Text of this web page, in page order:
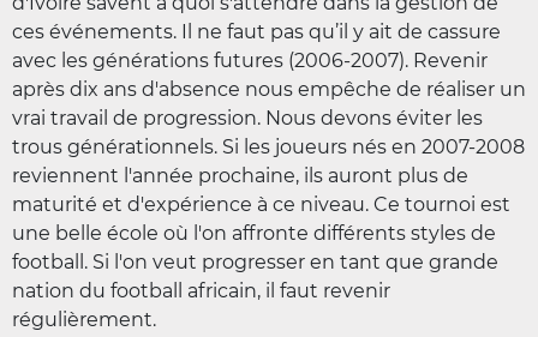
ces événements. Il ne faut pas qu’il y ait de cassure
avec les générations futures (2006-2007). Revenir
après dix ans d'absence nous empêche de réaliser un
vrai travail de progression. Nous devons éviter les
trous générationnels. Si les joueurs nés en 2007-2008
reviennent l'année prochaine, ils auront plus de
maturité et d'expérience à ce niveau. Ce tournoi est
une belle école où l'on affronte différents styles de
football. Si l'on veut progresser en tant que grande
nation du football africain, il faut revenir
régulièrement.